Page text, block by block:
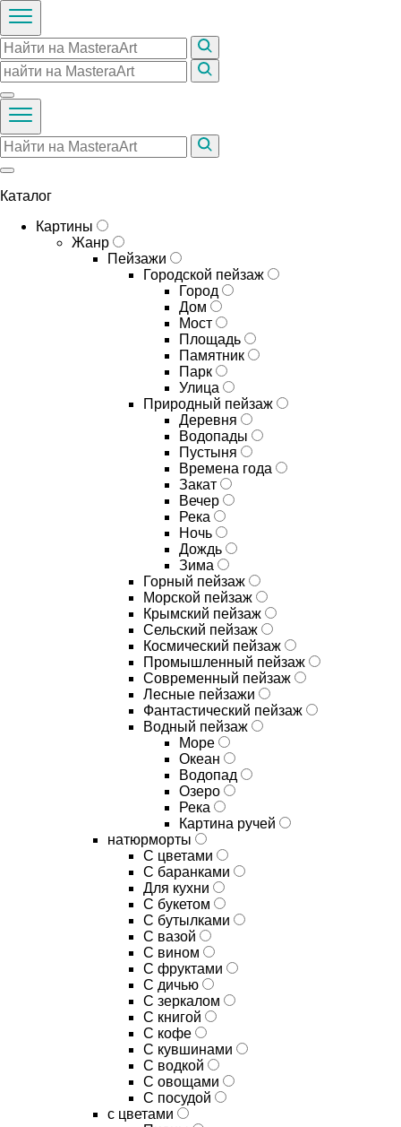
Каталог
Картины
Жанр
Пейзажи
Городской пейзаж
Город
Дом
Мост
Площадь
Памятник
Парк
Улица
Природный пейзаж
Деревня
Водопады
Пустыня
Времена года
Закат
Вечер
Река
Ночь
Дождь
Зима
Горный пейзаж
Морской пейзаж
Крымский пейзаж
Сельский пейзаж
Космический пейзаж
Промышленный пейзаж
Современный пейзаж
Лесные пейзажи
Фантастический пейзаж
Водный пейзаж
Море
Океан
Водопад
Озеро
Река
Картина ручей
натюрморты
С цветами
С баранками
Для кухни
C букетом
C бутылками
C вазой
C вином
C фруктами
C дичью
C зеркалом
C книгой
C кофе
C кувшинами
C водкой
C овощами
C посудой
с цветами